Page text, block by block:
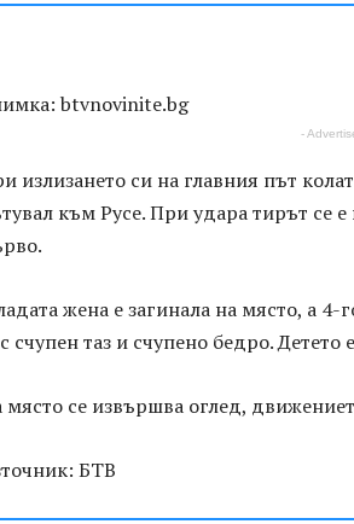
btvnovinite.bg
-
излизането си на главния път
към Русе. При удара тирът се
жена е загинала на място, а
счупен таз и счупено бедро.
място се извършва оглед,
БТВ